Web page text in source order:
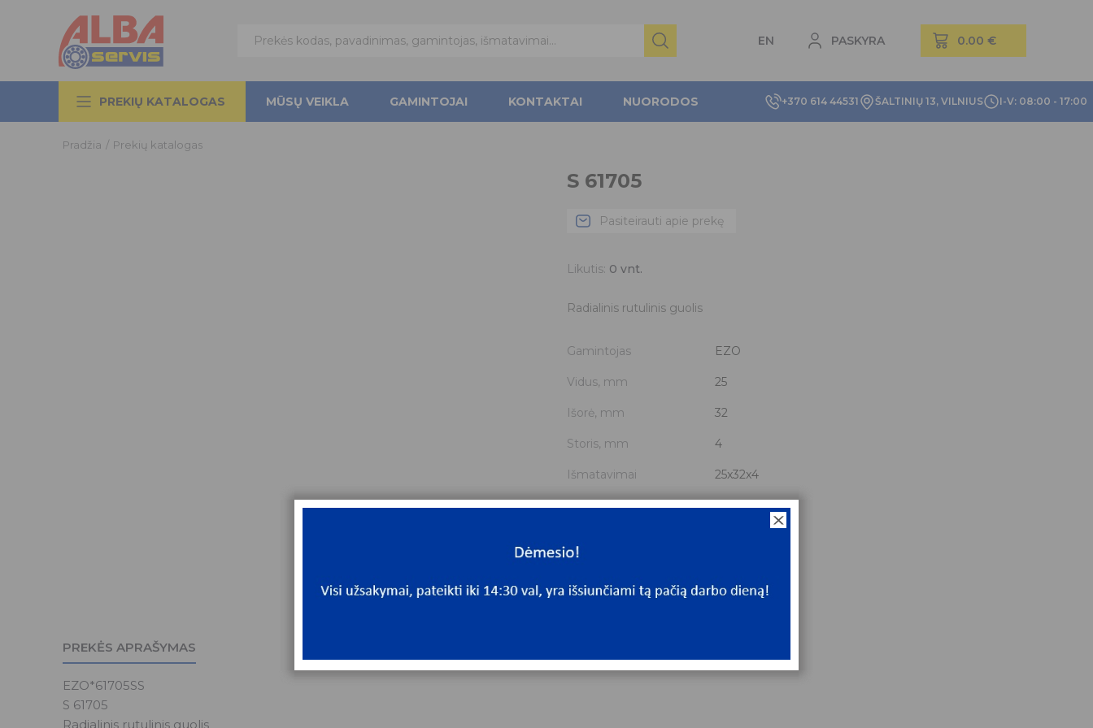
EN PASKYRA
+370 614 44531 ŠALTINIŲ 13, VILNIUS I-V: 08:00 - 17:00
PREKIŲ KATALOGAS MŪSŲ VEIKLA GAMINTOJAI KONTAKTAI NUORODOS
Pradžia / Prekių katalogas
S 61705
Pasiteirauti apie prekę
Likutis: 0 vnt.
Radialinis rutulinis guolis
Gamintojas EZO
Vidus, mm 25
Išorė, mm 32
Storis, mm 4
Išmatavimai 25x32x4
Mato vnt. VNT
PREKĖS APRAŠYMAS
EZO*61705SS
S 61705
Radialinis rutulinis guolis